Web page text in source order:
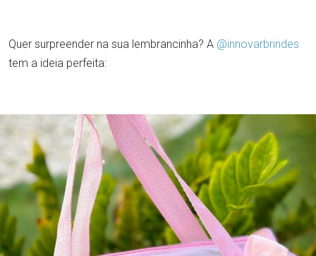
Quer surpreender na sua lembrancinha? A @innovarbrindes
tem a ideia perfeita: